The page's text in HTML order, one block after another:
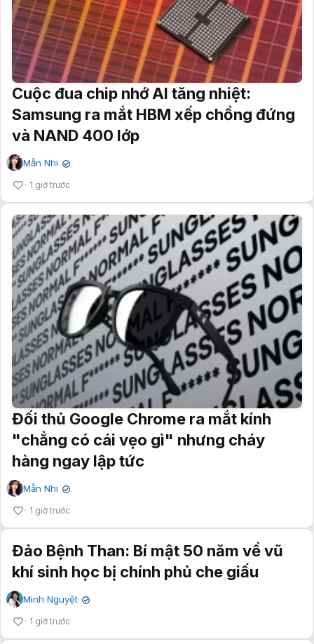
Cuộc đua chip nhớ AI tăng nhiệt:
Samsung ra mắt HBM xếp chồng đứng
và NAND 400 lớp
Mẫn Nhi ✔
1 giờ trước
Đối thủ Google Chrome ra mắt kính
"chẳng có cái vẹo gì" nhưng cháy
hàng ngay lập tức
Mẫn Nhi ✔
1 giờ trước
Đảo Bệnh Than: Bí mật 50 năm về vũ
khí sinh học bị chính phủ che giấu
Minh Nguyệt ✔
1 giờ trước